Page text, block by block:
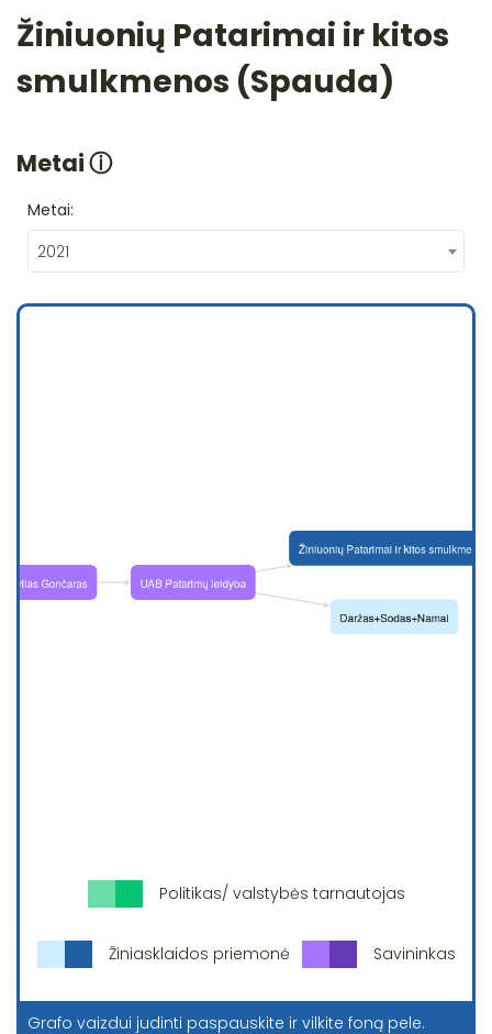
Žiniuonių Patarimai ir kitos
smulkmenos (Spauda)
Metaiⓘ
Metai:
2021
Politikas/ valstybės tarnautojas
Žiniasklaidos priemonė Savininkas
Grafo vaizdui judinti paspauskite ir vilkite foną pele.